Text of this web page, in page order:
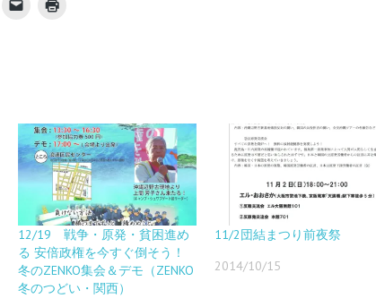
12/19 戦争・原発・貧困進め
る 安倍政権を今すぐ倒そう！
冬のZENKO集会＆デモ（ZENKO
冬のつどい・関西）
11/2団結まつり前夜祭
2014/10/15